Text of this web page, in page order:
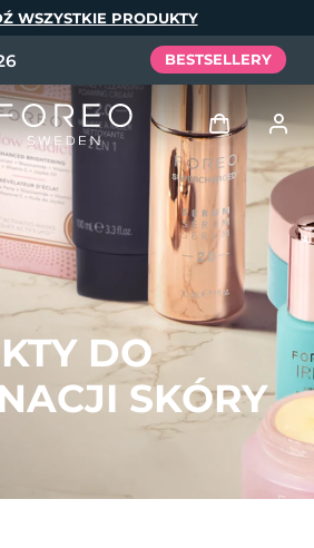
DO
SKÓRY
WSZYSTKIE PRODUKTY
BESTSELLERY
Zaloguj
Profil użytkownika
Moje urządzenia
Moje zamówienia
Moje adresy
Moje subskrypcje
Tech Elixir
Español
Português
Русский
繁體中文